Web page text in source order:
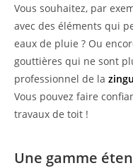
Vous souhaitez, par
avec des éléments qui
eaux de pluie ? Ou
gouttières qui ne sont
professionnel de la
Vous pouvez faire
travaux de toit !
Une gamme